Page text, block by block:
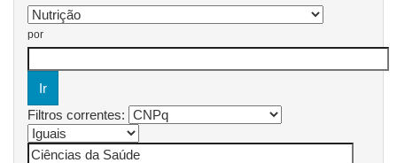
por
Filtros correntes: